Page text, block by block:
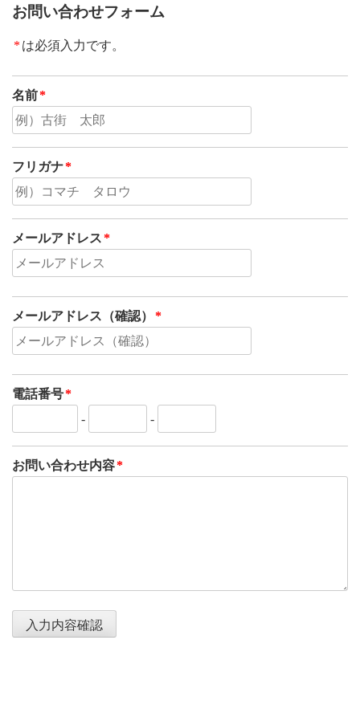
お問い合わせフォーム
* は必須入力です。
名前*
フリガナ*
メールアドレス*
メールアドレス（確認） *
電話番号*
-
-
お問い合わせ内容*